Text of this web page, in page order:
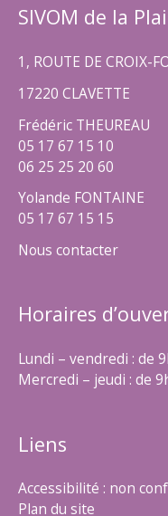
SIVOM de la
1, ROUTE DE CROIX-
17220 CLAVETTE
Frédéric THEUREAU
05 17 67 15 10
06 25 25 20 60
Yolande FONTAINE
05 17 67 15 15
Nous contacter
Horaires
Lundi – vendredi : de
Mercredi – jeudi : de
Liens
Accessibilité : non
Plan du site